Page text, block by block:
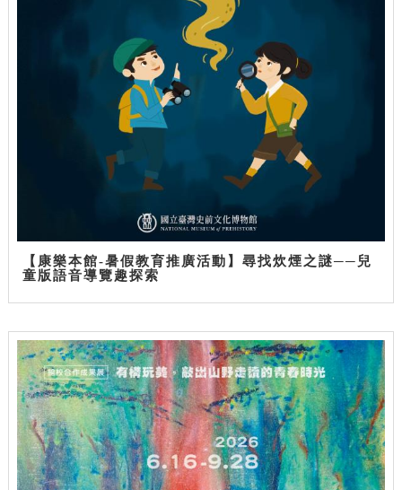
【康樂本館-暑假教育推廣活動】尋找炊煙之謎──兒
童版語音導覽趣探索